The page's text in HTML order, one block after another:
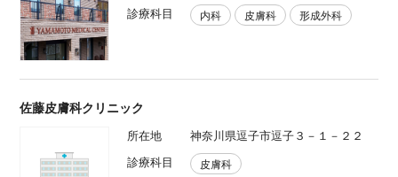
診療科目
内科 皮膚科 形成外科
佐藤皮膚科クリニック
所在地
神奈川県逗子市逗子３－１－２２
診療科目
皮膚科